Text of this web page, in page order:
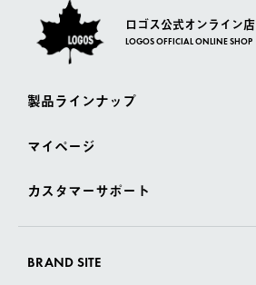
ロゴス公式オンライン店
LOGOS OFFICIAL ONLINE SHOP
製品ラインナップ
マイページ
カスタマーサポート
BRAND SITE